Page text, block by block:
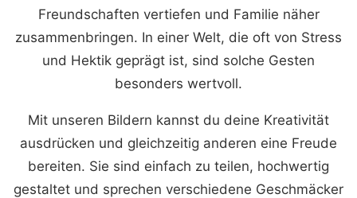
Freundschaften vertiefen und Familie näher
zusammenbringen. In einer Welt, die oft von Stress
und Hektik geprägt ist, sind solche Gesten
besonders wertvoll.
Mit unseren Bildern kannst du deine Kreativität
ausdrücken und gleichzeitig anderen eine Freude
bereiten. Sie sind einfach zu teilen, hochwertig
gestaltet und sprechen verschiedene Geschmäcker